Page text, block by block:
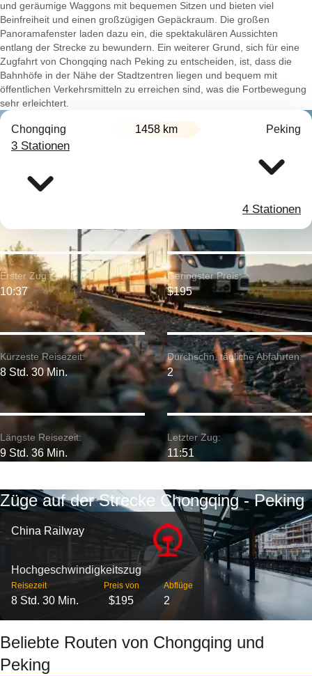
und geräumige Waggons mit bequemen Sitzen und bieten viel
Beinfreiheit und einen großzügigen Gepäckraum. Die großen
Panoramafenster laden dazu ein, die spektakulären Aussichten
entlang der Strecke zu bewundern. Ein weiterer Grund, sich für eine
Zugfahrt von Chongqing nach Peking zu entscheiden, ist, dass die
Bahnhöfe in der Nähe der Stadtzentren liegen und bequem mit
öffentlichen Verkehrsmitteln zu erreichen sind, was die Fortbewegung
sehr erleichtert.
Chongqing 1458 km Peking
3 Stationen
4 Stationen
Kürzeste Reisezeit:
8 Std. 30 Min.
Erster Zug:
10:37
Längste Reisezeit:
9 Std. 36 Min.
Geringster Preis:
$195
Durchschn. tägliche Abfahrten:
2
Letzter Zug:
11:51
Züge auf der Strecke Chongqing - Peking
China Railway
Hochgeschwindigkeitszug
Reisezeit
8 Std. 30 Min.
Preis von
$195
Abflüge
2
Beliebte Routen von Chongqing und
Peking